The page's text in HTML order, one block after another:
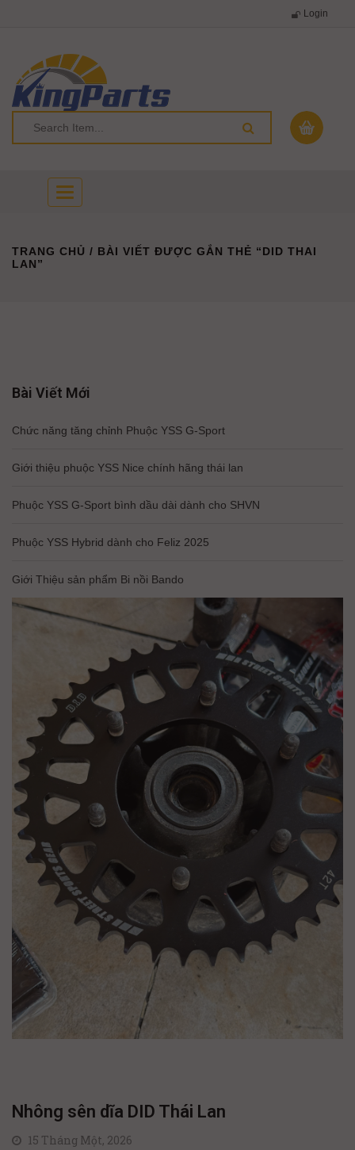
Login
Toggle
navigation
TRANG CHỦ / BÀI VIẾT ĐƯỢC GẮN THẺ “DID THAI
LAN”
Bài Viết Mới
Chức năng tăng chỉnh Phuộc YSS G-Sport
Giới thiệu phuộc YSS Nice chính hãng thái lan
Phuộc YSS G-Sport bình dầu dài dành cho SHVN
Phuộc YSS Hybrid dành cho Feliz 2025
Giới Thiệu sản phẩm Bi nồi Bando
Nhông sên dĩa DID Thái Lan
15 Tháng Một, 2026